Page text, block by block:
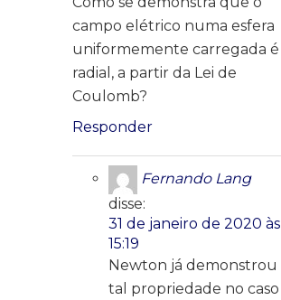
campo elétrico numa esfera
uniformemente carregada é
radial, a partir da Lei de
Coulomb?
Responder
Fernando Lang
disse:
31 de janeiro de 2020 às
15:19
Newton já demonstrou
tal propriedade no caso